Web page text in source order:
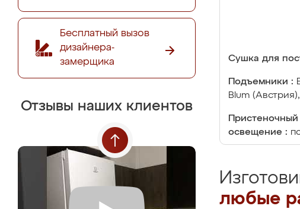
Бесплатный вызов
дизайнера-
замерщика
Отзывы наших клиентов
Сушка для
Подъемники :
Blum
освещение :
любые